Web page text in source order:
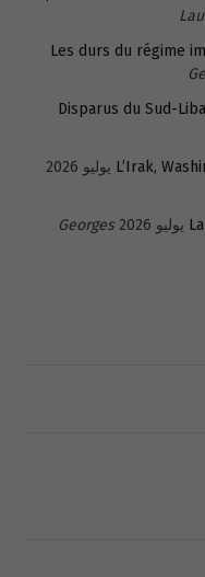
Les durs du régime
Disparus du Sud-
L’Irak,
Georges